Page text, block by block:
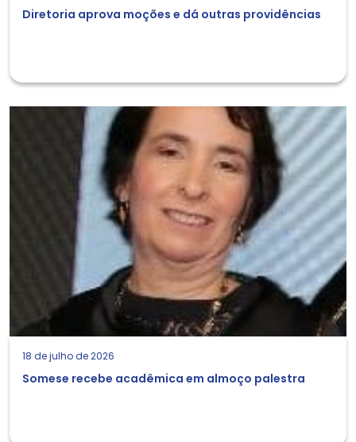
Diretoria aprova moções e dá outras providências
18 de julho de 2026
Somese recebe acadêmica em almoço palestra